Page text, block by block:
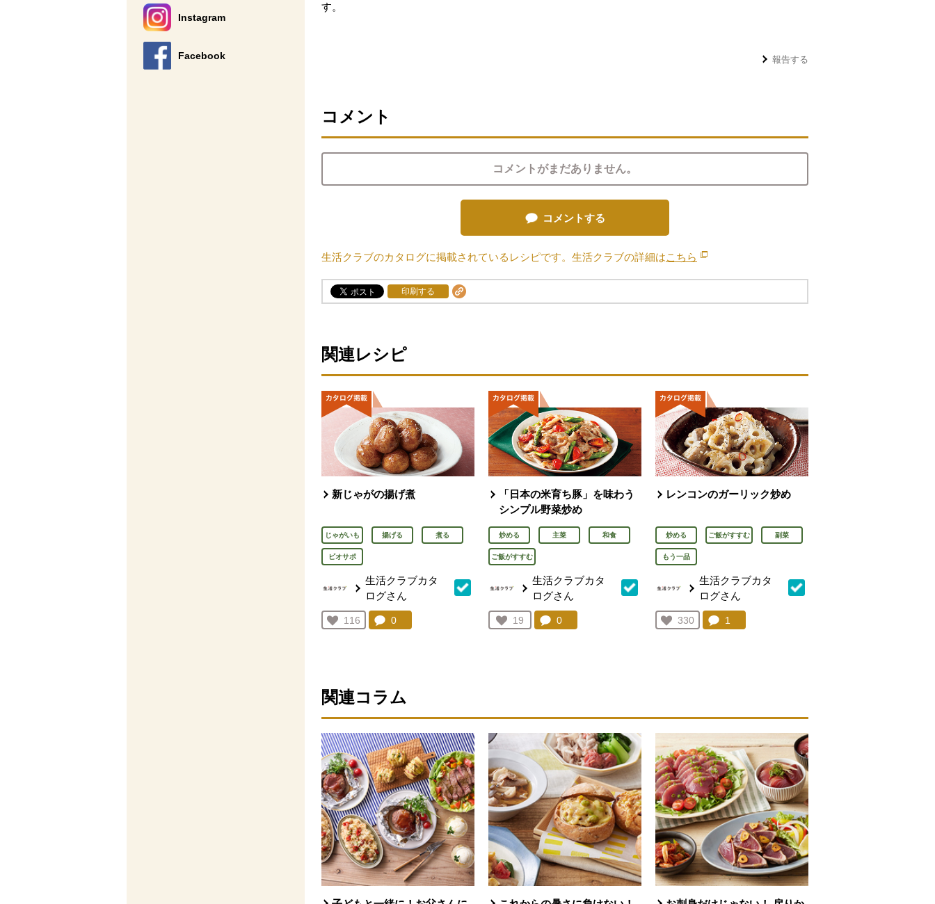
Instagram
別のウィンドウで開きます。
Facebook
別のウィンドウで開きます。
す。
報告する
コメント
コメントがまだありません。
コメントする
生活クラブのカタログに掲載されているレシピです。生活クラブの詳細はこちら 別のウィンドウで開きます。
印刷する
関連レシピ
新じゃがの揚げ煮
じゃがいも 揚げる 煮る
ビオサポ
生活クラブカタ
ログさん
お気に入り登録：
116
人が登録
コメント：
0
「日本の米育ち豚」を味わう
シンプル野菜炒め
炒める 主菜 和食
ご飯がすすむ
生活クラブカタ
ログさん
お気に入り登録：
19
人が登録
コメント：
0件。コメントを見る。
レンコンのガーリック炒め
炒める ご飯がすすむ 副菜
もう一品
生活クラブカタ
ログさん
お気に入り登録：
330
人が登録
コメント：
1
関連コラム